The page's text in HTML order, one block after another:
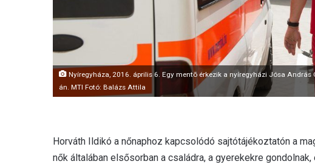
Nyíregyháza, 2016. április 6. Egy mentõ érkezik a nyíregyházi Jósa
án. MTI Fotó: Balázs Attila
Horváth Ildikó a nőnaphoz kapcsolódó sajtótájékoztatón a
nők általában elsősorban a családra, a gyerekekre